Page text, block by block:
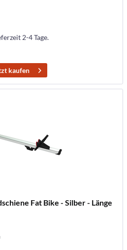
2-4 Tage.
kaufen
Fat Bike - Silber - Länge